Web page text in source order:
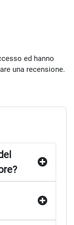
ed hanno
una recensione.